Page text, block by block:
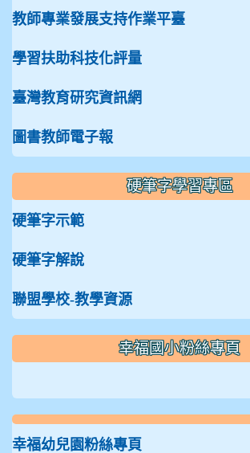
教師專業發展支持作業平臺
學習扶助科技化評量
臺灣教育研究資訊網
圖書教師電子報
硬筆字學習專區
硬筆字示範
硬筆字解說
聯盟學校-教學資源
::: 幸福國小粉絲專頁
幸福幼兒園粉絲專頁